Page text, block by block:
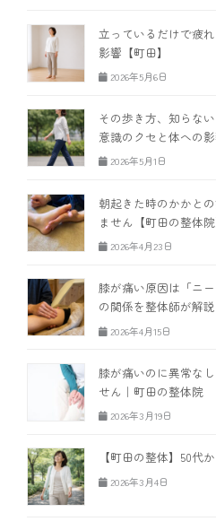
立っているだけで疲
影響【町田】
2026年5月6日
その歩き方、知らな
意識のクセと体への影
2026年5月1日
朝起きた時のかかと
ません【町田の整体院
2026年4月23日
膝が痛い原因は「ニ
の関係を整体師が解説
2026年4月15日
膝が痛いのに異常な
せん｜町田の整体院
2026年3月19日
【町田の整体】50代
2026年3月4日